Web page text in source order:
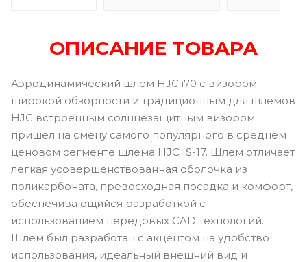
ОПИСАНИЕ ТОВАРА
Аэродинамический шлем HJC i70 с визором
широкой обзорности и традиционным для шлемов
HJC встроенным солнцезащитным визором
пришел на смену самого популярного в среднем
ценовом сегменте шлема HJC IS-17. Шлем отличает
легкая усовершенствованная оболочка из
поликарбоната, превосходная посадка и комфорт,
обеспечивающийся разработкой с
использованием передовых CAD технологий.
Шлем был разработан с акцентом на удобство
использования, идеальный внешний вид и